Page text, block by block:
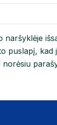
naršyklėje
puslapį, kad